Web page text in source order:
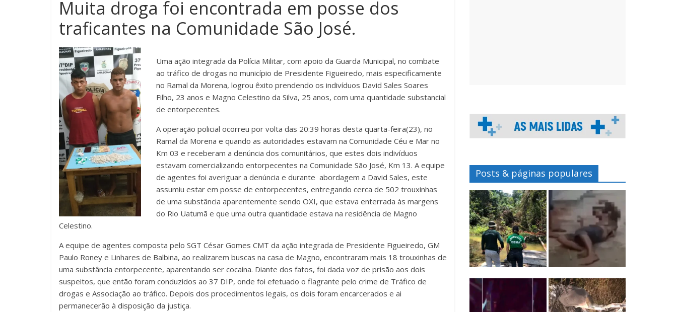
Muita droga foi encontrada em posse dos
traficantes na Comunidade São José.
Uma ação integrada da Polícia Militar, com apoio da Guarda Municipal, no combate
ao tráfico de drogas no município de Presidente Figueiredo, mais especificamente
no Ramal da Morena, logrou êxito prendendo os indivíduos David Sales Soares
Filho, 23 anos e Magno Celestino da Silva, 25 anos, com uma quantidade substancial
de entorpecentes.
A operação policial ocorreu por volta das 20:39 horas desta quarta-feira(23), no
Ramal da Morena e quando as autoridades estavam na Comunidade Céu e Mar no
Km 03 e receberam a denúncia dos comunitários, que estes dois indivíduos
estavam comercializando entorpecentes na Comunidade São José, Km 13. A equipe
de agentes foi averiguar a denúncia e durante abordagem a David Sales, este
assumiu estar em posse de entorpecentes, entregando cerca de 502 trouxinhas
de uma substância aparentemente sendo OXI, que estava enterrada às margens
do Rio Uatumã e que uma outra quantidade estava na residência de Magno
Celestino.
A equipe de agentes composta pelo SGT César Gomes CMT da ação integrada de Presidente Figueiredo, GM
Paulo Roney e Linhares de Balbina, ao realizarem buscas na casa de Magno, encontraram mais 18 trouxinhas de
uma substância entorpecente, aparentando ser cocaína. Diante dos fatos, foi dada voz de prisão aos dois
suspeitos, que então foram conduzidos ao 37 DIP, onde foi efetuado o flagrante pelo crime de Tráfico de
drogas e Associação ao tráfico. Depois dos procedimentos legais, os dois foram encarcerados e ai
permanecerão à disposição da justiça.
Posts & páginas populares